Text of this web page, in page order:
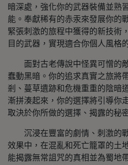
暗深處，強化你的武器裝備並熟
能。奉獻稀有的赤汞來發展你的
緊張刺激的旅程中獲得的新技術
目的武器，實現適合你個人風格
面對古老傳說中怪異可憎的敵
蠢動黑暗。你的追求真實之旅將
剎、蔓草遺跡和危機重重的陰暗
漸拼湊起來，你的選擇將引導你
取決於你所做的選擇、揭露的秘
沉浸在豐富的劇情、刺激的戰
效果中，在混亂和死亡籠罩的土
能揭露無常詛咒的真相並為蜀地